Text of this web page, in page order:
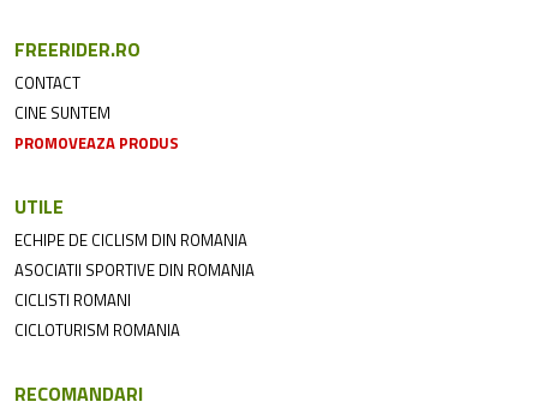
FREERIDER.RO
CONTACT
CINE SUNTEM
PROMOVEAZA PRODUS
UTILE
ECHIPE DE CICLISM DIN ROMANIA
ASOCIATII SPORTIVE DIN ROMANIA
CICLISTI ROMANI
CICLOTURISM ROMANIA
RECOMANDARI